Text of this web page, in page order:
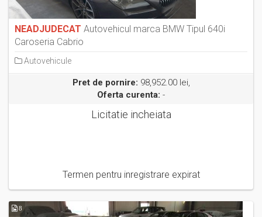
NEADJUDECAT Autovehicul marca BMW Tipul 640i
Caroseria Cabrio
Autovehicule
Pret de pornire: 98,952.00 lei,
Oferta curenta: -
Licitatie incheiata
Termen pentru inregistrare expirat
8